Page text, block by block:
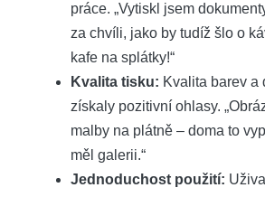
práce. „Vytiskl jsem
za chvíli, jako by tudíž šlo o
kafe na splátky!“
Kvalita tisku: Kvalita barev a
získaly pozitivní ohlasy.
malby na plátně – doma to
měl galerii.“
Jednoduchost použití: